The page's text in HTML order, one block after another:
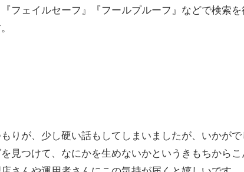
フェイルセーフ』『フールプルーフ』などで検索
りが、少し硬い話もしてしまいましたが、いかがで
見つけて、なにかを生めないかというきもちから